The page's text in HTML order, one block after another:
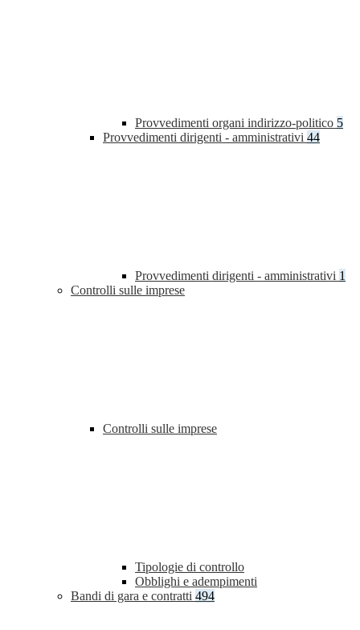
Provvedimenti organi indirizzo-politico 5
Provvedimenti dirigenti - amministrativi 44
Provvedimenti dirigenti - amministrativi 1
Controlli sulle imprese
Controlli sulle imprese
Tipologie di controllo
Obblighi e adempimenti
Bandi di gara e contratti 494